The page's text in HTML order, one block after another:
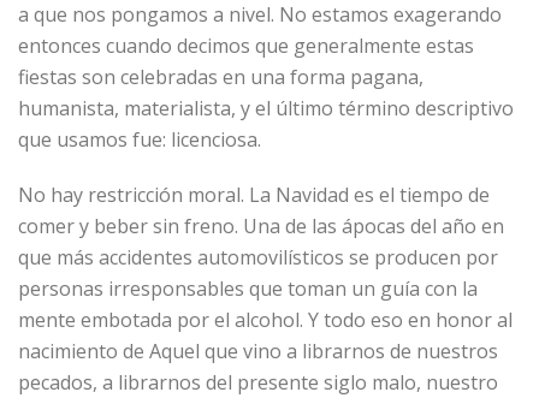
a que nos pongamos a nivel. No estamos exagerando
entonces cuando decimos que generalmente estas
fiestas son celebradas en una forma pagana,
humanista, materialista, y el último término descriptivo
que usamos fue: licenciosa.
No hay restricción moral. La Navidad es el tiempo de
comer y beber sin freno. Una de las ápocas del año en
que más accidentes automovilísticos se producen por
personas irresponsables que toman un guía con la
mente embotada por el alcohol. Y todo eso en honor al
nacimiento de Aquel que vino a librarnos de nuestros
pecados, a librarnos del presente siglo malo, nuestro